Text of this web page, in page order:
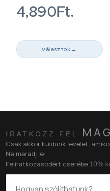
4,890Ft.
választok →
IRATKOZZ FEL
Csak akkor küldünk levelet,
Ne maradj le!
Feliratkozásodért cserébe 10%